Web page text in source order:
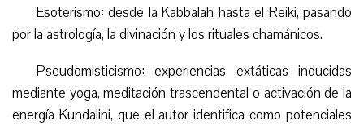
Esoterismo: desde la Kabbalah hasta el Reiki, pasando
por la astrología, la divinación y los rituales chamánicos.
Pseudomisticismo: experiencias extáticas inducidas
mediante yoga, meditación trascendental o activación de la
energía Kundalini, que el autor identifica como potenciales